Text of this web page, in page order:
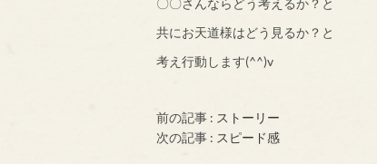
〇〇さんならどう考えるか？と
共にお天道様はどう見るか？と
考え行動します(^^)v
前の記事 : ストーリー
次の記事 : スピード感